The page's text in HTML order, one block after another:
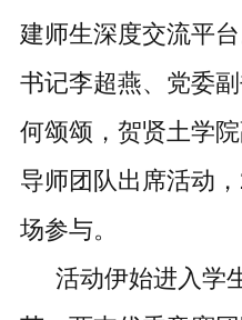
建师生深度交流平台
书记李超燕、党委
何颂颂，贺贤土学
导师团队出席活动，
场参与。
活动伊始进入学